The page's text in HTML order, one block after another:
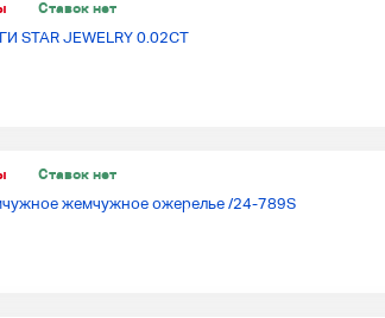
Ставок нет
JEWELRY 0.02CT
Ставок нет
жемчужное ожерелье /24-789S